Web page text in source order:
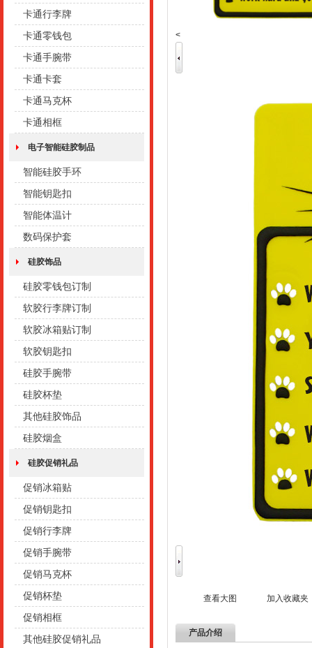
卡通行李牌
卡通零钱包
卡通手腕带
卡通卡套
卡通马克杯
卡通相框
电子智能硅胶制品
智能硅胶手环
智能钥匙扣
智能体温计
数码保护套
硅胶饰品
硅胶零钱包订制
软胶行李牌订制
软胶冰箱贴订制
软胶钥匙扣
硅胶手腕带
硅胶杯垫
其他硅胶饰品
硅胶烟盒
硅胶促销礼品
促销冰箱贴
促销钥匙扣
促销行李牌
促销手腕带
促销马克杯
促销杯垫
促销相框
其他硅胶促销礼品
<
查看大图 加入收藏夹
产品介绍